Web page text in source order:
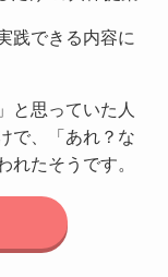
践できる内容に
と思っていた人
で、「あれ？な
れたそうです。